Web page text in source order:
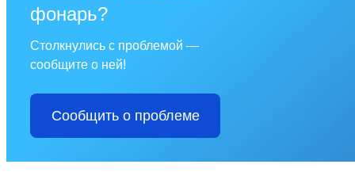
фонарь?
Столкнулись с проблемой —
сообщите о ней!
Сообщить о проблеме